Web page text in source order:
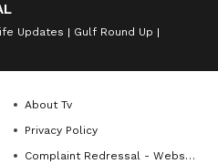
Updates
Gulf Round Up
About Tv
Privacy Policy
Complaint Redressal - Website